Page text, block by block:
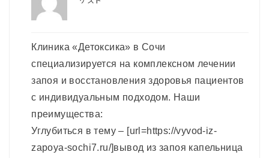
Клиника «Детоксика» в Сочи
специализируется на комплексном лечении
запоя и восстановления здоровья пациентов
с индивидуальным подходом. Наши
преимущества:
Углубиться в тему – [url=https://vyvod-iz-
zapoya-sochi7.ru/]вывод из запоя капельница